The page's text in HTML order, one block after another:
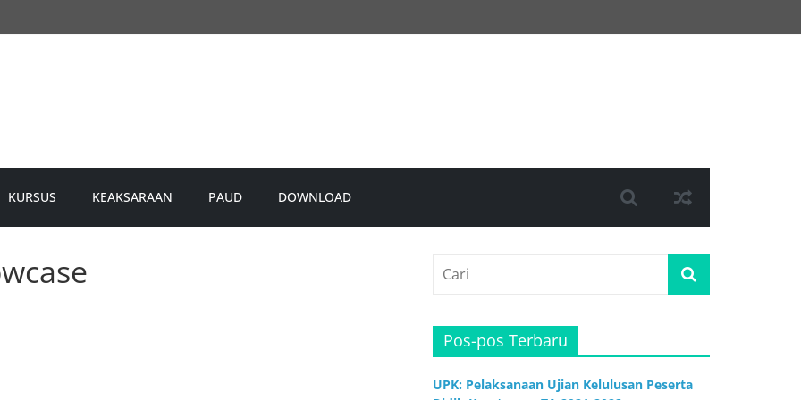
KURSUS KEAKSARAAN PAUD DOWNLOAD
Pos-pos Terbaru
UPK: Pelaksanaan Ujian Kelulusan Peserta